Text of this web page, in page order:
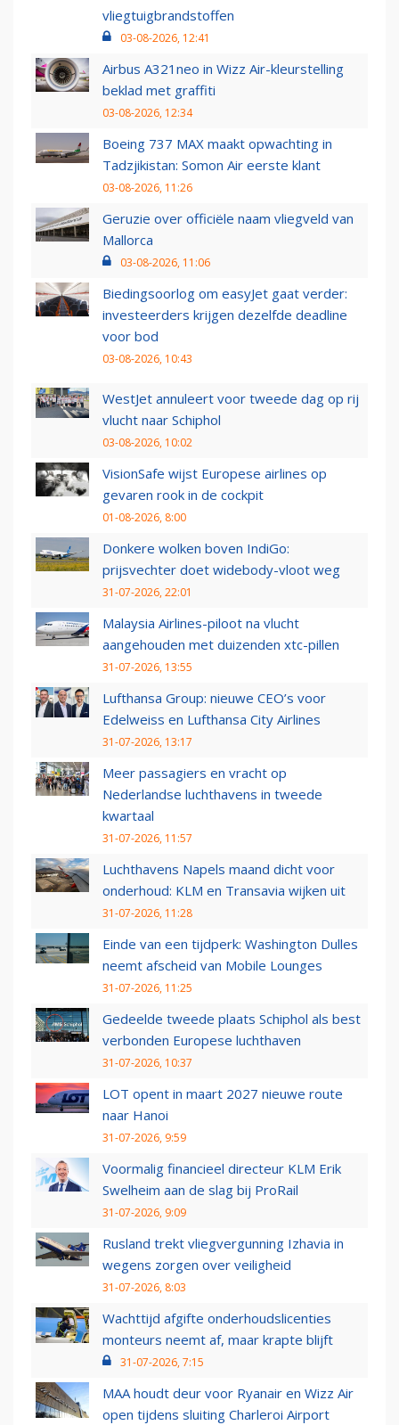
vliegtuigbrandstoffen
03-08-2026, 12:41
Airbus A321neo in Wizz Air-kleurstelling
beklad met graffiti
03-08-2026, 12:34
Boeing 737 MAX maakt opwachting in
Tadzjikistan: Somon Air eerste klant
03-08-2026, 11:26
Geruzie over officiële naam vliegveld van
Mallorca
03-08-2026, 11:06
Biedingsoorlog om easyJet gaat verder:
investeerders krijgen dezelfde deadline
voor bod
03-08-2026, 10:43
WestJet annuleert voor tweede dag op rij
vlucht naar Schiphol
03-08-2026, 10:02
VisionSafe wijst Europese airlines op
gevaren rook in de cockpit
01-08-2026, 8:00
Donkere wolken boven IndiGo:
prijsvechter doet widebody-vloot weg
31-07-2026, 22:01
Malaysia Airlines-piloot na vlucht
aangehouden met duizenden xtc-pillen
31-07-2026, 13:55
Lufthansa Group: nieuwe CEO’s voor
Edelweiss en Lufthansa City Airlines
31-07-2026, 13:17
Meer passagiers en vracht op
Nederlandse luchthavens in tweede
kwartaal
31-07-2026, 11:57
Luchthavens Napels maand dicht voor
onderhoud: KLM en Transavia wijken uit
31-07-2026, 11:28
Einde van een tijdperk: Washington Dulles
neemt afscheid van Mobile Lounges
31-07-2026, 11:25
Gedeelde tweede plaats Schiphol als best
verbonden Europese luchthaven
31-07-2026, 10:37
LOT opent in maart 2027 nieuwe route
naar Hanoi
31-07-2026, 9:59
Voormalig financieel directeur KLM Erik
Swelheim aan de slag bij ProRail
31-07-2026, 9:09
Rusland trekt vliegvergunning Izhavia in
wegens zorgen over veiligheid
31-07-2026, 8:03
Wachttijd afgifte onderhoudslicenties
monteurs neemt af, maar krapte blijft
31-07-2026, 7:15
MAA houdt deur voor Ryanair en Wizz Air
open tijdens sluiting Charleroi Airport